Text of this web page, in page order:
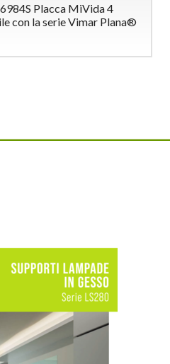
Placca MiVida 4
con la serie Vimar Plana®